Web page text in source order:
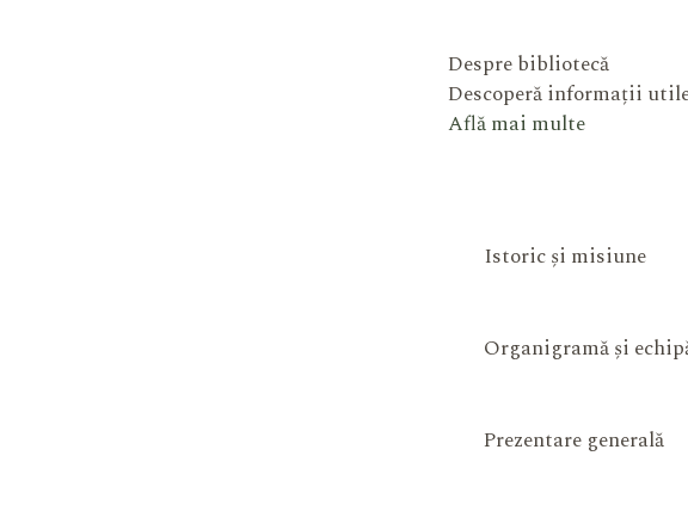
Despre bibliotecă
Descoperă informații
Află mai multe
Istoric și misiune
Organigramă și
Prezentare generală